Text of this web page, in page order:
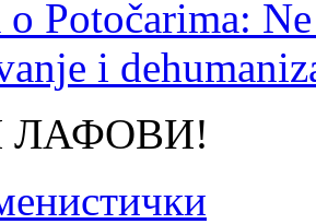
Potočarima:
i
ЛАФОВИ!